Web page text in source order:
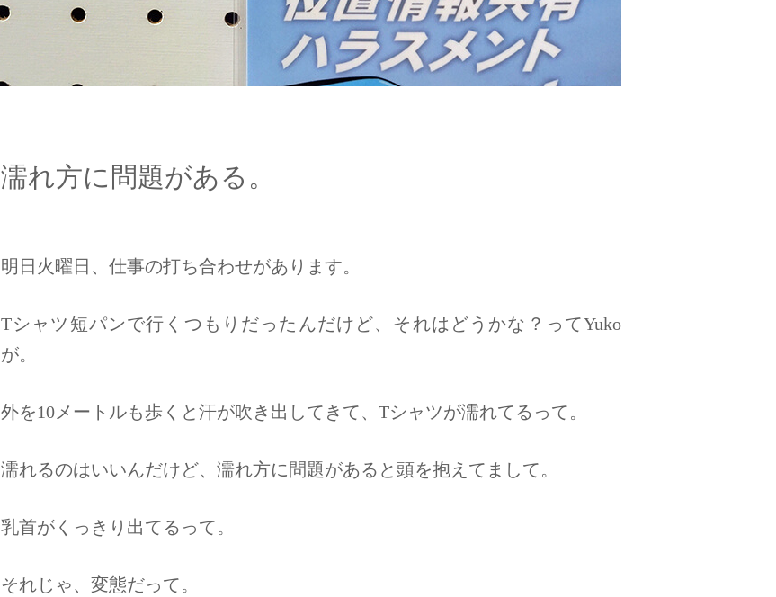
濡れ方に問題がある。
明日火曜日、仕事の打ち合わせがあります。
Tシャツ短パンで行くつもりだったんだけど、それはどうかな？ってYuko
が。
外を10メートルも歩くと汗が吹き出してきて、Tシャツが濡れてるって。
濡れるのはいいんだけど、濡れ方に問題があると頭を抱えてまして。
乳首がくっきり出てるって。
それじゃ、変態だって。